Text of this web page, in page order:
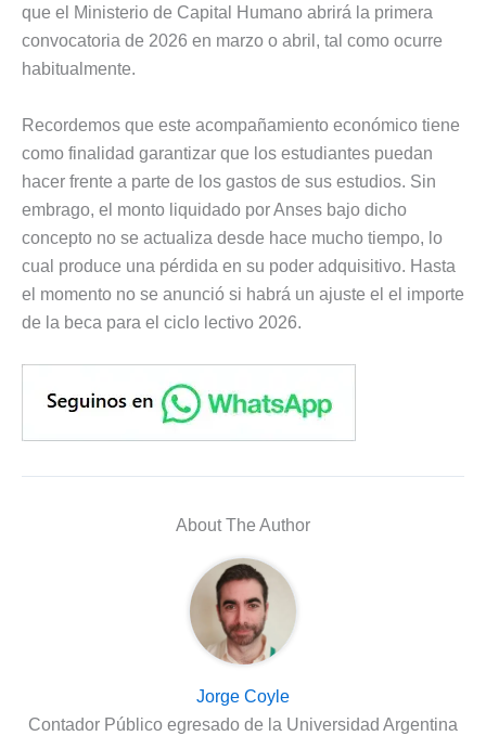
que el Ministerio de Capital Humano abrirá la primera
convocatoria de 2026 en marzo o abril, tal como ocurre
habitualmente.
Recordemos que este acompañamiento económico tiene
como finalidad garantizar que los estudiantes puedan
hacer frente a parte de los gastos de sus estudios. Sin
embrago, el monto liquidado por Anses bajo dicho
concepto no se actualiza desde hace mucho tiempo, lo
cual produce una pérdida en su poder adquisitivo. Hasta
el momento no se anunció si habrá un ajuste el el importe
de la beca para el ciclo lectivo 2026.
About The Author
Jorge Coyle
Contador Público egresado de la Universidad Argentina